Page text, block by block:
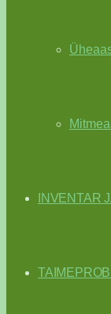
INVENTAR